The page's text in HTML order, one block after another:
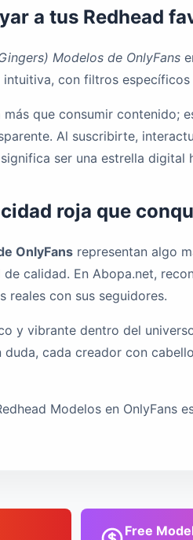
a tus Redhead
Modelos de OnlyFans
con filtros
que consumir contenido;
Al suscribirte,
ser una estrella digital
roja que
OnlyFans representan algo
calidad. En Abopa.net,
reales con sus seguidores.
y vibrante dentro del
cada creador con
Modelos en OnlyFans
Free